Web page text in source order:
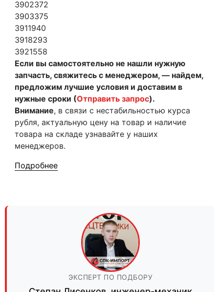
3902372
3903375
3911940
3918293
3921558
Если вы самостоятельно не нашли нужную
запчасть, свяжитесь с менеджером, — найдем,
предложим лучшие условия и доставим в
нужные сроки (Отправить запрос).
Внимание, в связи с нестабильностью курса
рубля, актуальную цену на товар и наличие
товара на складе узнавайте у наших
менеджеров.
Подробнее
ЭКСПЕРТ ПО ПОДБОРУ